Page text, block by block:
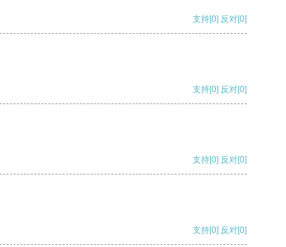
支持[0] 反对[0]
支持[0] 反对[0]
支持[0] 反对[0]
支持[0] 反对[0]